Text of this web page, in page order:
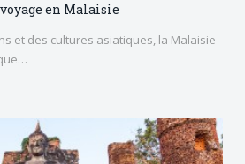
en Malaisie
et des cultures asiatiques, la Malaisie